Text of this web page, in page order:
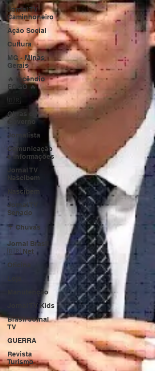
Jornal TV
Caminhoneiro
Ação Social
Cultura
MG - Minas
Gerais
🔥 Incêndio
FOGO 🔥
🇧🇷
Obras do
Governo
Jornalista
Comunicação
e informações
Jornal TV
Nascibem
Nascibem
Jornal TV
Senado
☔ Chuvas
Jornal Brasil
🇧🇷 Net
Oficina
Manutenção
Jornal TV Kids
Brasil Jornal
TV
GUERRA
Revista
Turismo